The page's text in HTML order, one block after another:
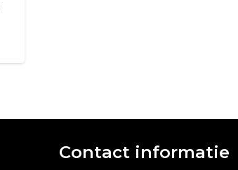
Contact informatie